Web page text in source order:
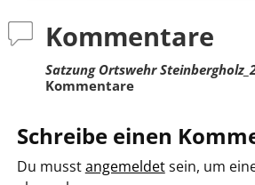
Kommentare
Satzung Ortswehr
Kommentare
Schreibe einen
Du musstangemeldetsein, um